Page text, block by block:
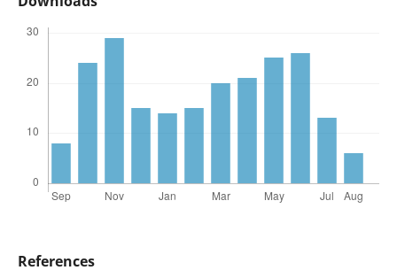
References